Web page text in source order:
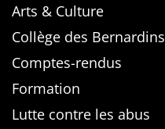
Arts & Culture
Collège des Bernardins
Comptes-rendus
Formation
Lutte contre les abus